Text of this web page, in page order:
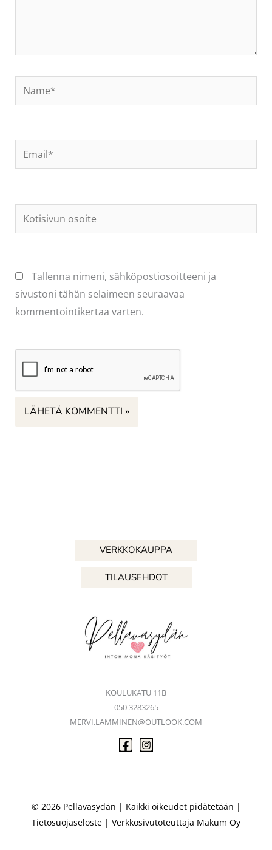
Name*
Email*
Kotisivun
osoite
Tallenna nimeni, sähköpostiosoitteeni ja
sivustoni tähän selaimeen seuraavaa
kommentointikertaa varten.
VERKKOKAUPPA
TILAUSEHDOT
KOULUKATU 11B
050 3283265
MERVI.LAMMINEN@OUTLOOK.COM
© 2026 Pellavasydän | Kaikki oikeudet pidätetään |
Tietosuojaseloste | Verkkosivutoteuttaja Makum Oy